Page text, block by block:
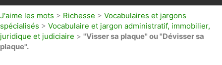
J'aime les mots > Richesse > Vocabulaires et jargons
spécialisés > Vocabulaire et jargon administratif, immobilier,
juridique et judiciaire > "Visser sa plaque" ou "Dévisser sa
plaque".